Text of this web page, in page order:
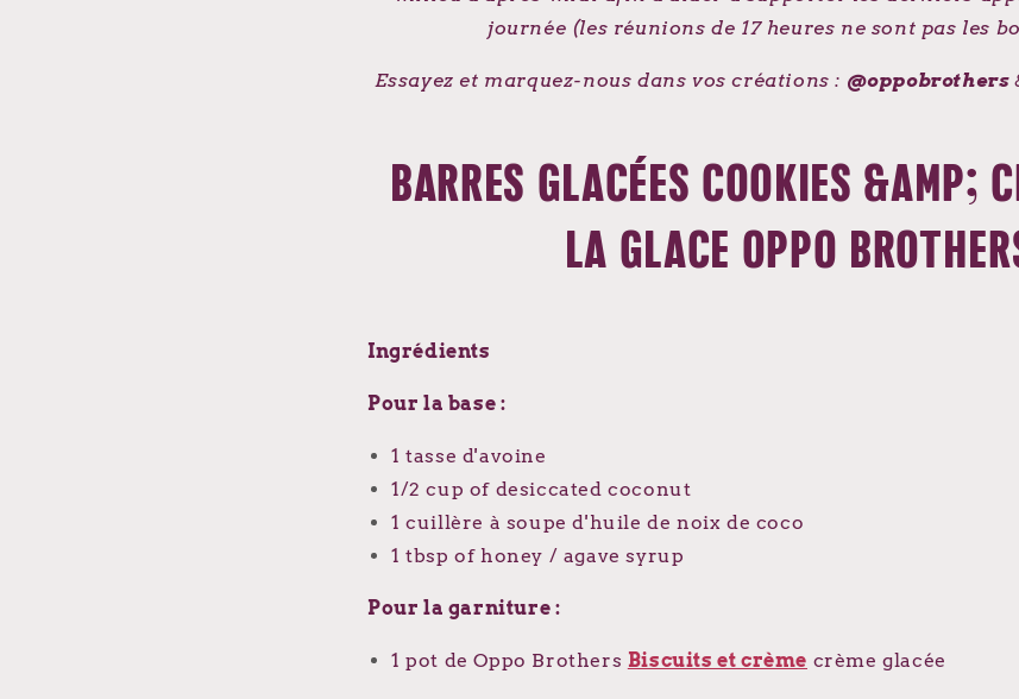
journée (les réunions de 17 heures ne sont pas les
Essayez et marquez-nous dans vos créations : @oppobrothers
BARRES GLACÉES COOKIES &AMP;
LA GLACE OPPO
Ingrédients
Pour la base :
1 tasse d'avoine
1/2 cup of desiccated coconut
1 cuillère à soupe d'huile de noix de coco
1 tbsp of honey / agave syrup
Pour la garniture :
1 pot de Oppo Brothers Biscuits et crème crème glacée